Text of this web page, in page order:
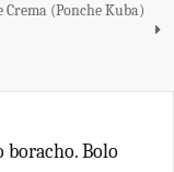
Crema (Ponche Kuba)
boracho. Bolo